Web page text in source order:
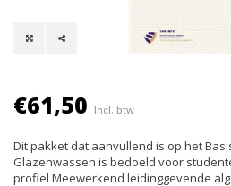
€61,50 Incl. btw
Dit pakket dat aanvullend is op het
Glazenwassen is bedoeld voor
profiel Meewerkend leidinggevende